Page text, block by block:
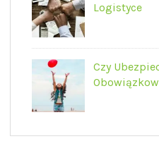
Logistyce
Czy